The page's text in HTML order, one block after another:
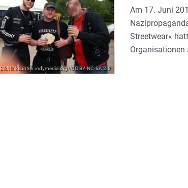
Bild: linksunten.indymedia.org//CC BY-NC-SA 2.0
Am 17. Juni
Streetwear«
Organisationen